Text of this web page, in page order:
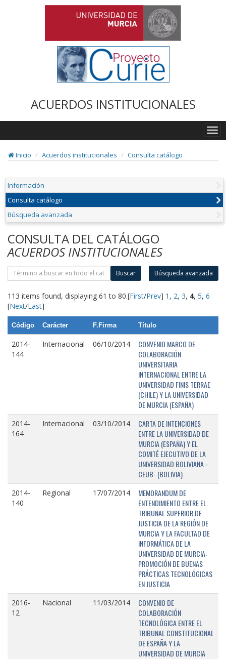
ACUERDOS INSTITUCIONALES
Inicio
Acuerdos institucionales Consulta catálogo
Información
Consulta catálogo
Búsqueda avanzada
CONSULTA DEL CATÁLOGO
ACUERDOS INSTITUCIONALES
Buscar Búsqueda avanzada
113 items found, displaying 61 to 80.[First/Prev] 1 , 2, 3, 4, 5, 6
[Next/Last]
Código Carácter F.Firma Título
2014-
144
Internacional 06/10/2014
CONVENIO MARCO DE
COLABORACIÓN
UNIVERSITARIA
INTERNACIONAL ENTRE LA
UNIVERSIDAD FINIS TERRAE
(CHILE) Y LA UNIVERSIDAD
DE MURCIA (ESPAÑA)
2014-
164
Internacional 03/10/2014
CARTA DE INTENCIONES
ENTRE LA UNIVERSIDAD DE
MURCIA (ESPAÑA) Y EL
COMITÉ EJECUTIVO DE LA
UNIVERSIDAD BOLIVIANA -
CEUB- (BOLIVIA)
2014-
140
Regional 17/07/2014
MEMORANDUM DE
ENTENDIMIENTO ENTRE EL
TRIBUNAL SUPERIOR DE
JUSTICIA DE LA REGIÓN DE
MURCIA Y LA FACULTAD DE
INFORMÁTICA DE LA
UNIVERSIDAD DE MURCIA:
PROMOCIÓN DE BUENAS
PRÁCTICAS TECNOLÓGICAS
EN JUSTICIA
2016-
12
Nacional 11/03/2014
CONVENIO DE
COLABORACIÓN
TECNOLÓGICA ENTRE EL
TRIBUNAL CONSTITUCIONAL
DE ESPAÑA Y LA
UNIVERSIDAD DE MURCIA